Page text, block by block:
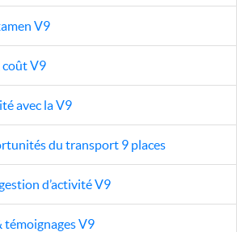
V9
coût V9
avec la V9
du transport 9 places
d’activité V9
témoignages V9